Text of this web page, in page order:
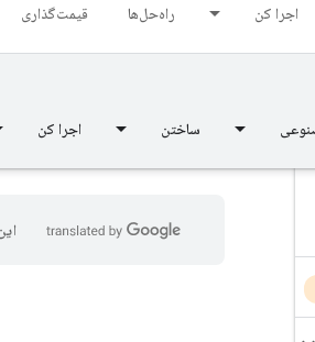
اجرا کن راه‌حل‌ها قیمت‌گذاری
ساختن اجرا کن